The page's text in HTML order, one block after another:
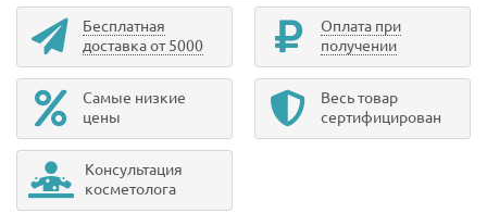
Бесплатная
доставка от 5000
Оплата при
получении
Самые низкие
цены
Весь товар
сертифицирован
Консультация
косметолога